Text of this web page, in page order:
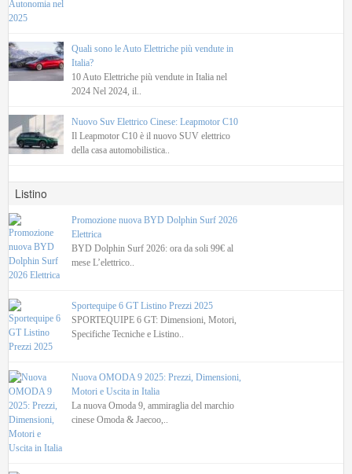
Quali sono le Auto Elettriche più vendute in
Italia?
10 Auto Elettriche più vendute in Italia nel
2024 Nel 2024, il..
Nuovo Suv Elettrico Cinese: Leapmotor C10
Il Leapmotor C10 è il nuovo SUV elettrico
della casa automobilistica..
Listino
Promozione nuova BYD Dolphin Surf 2026
Elettrica
BYD Dolphin Surf 2026: ora da soli 99€ al
mese L’elettrico..
Sportequipe 6 GT Listino Prezzi 2025
SPORTEQUIPE 6 GT: Dimensioni, Motori,
Specifiche Tecniche e Listino..
Nuova OMODA 9 2025: Prezzi, Dimensioni,
Motori e Uscita in Italia
La nuova Omoda 9, ammiraglia del marchio
cinese Omoda & Jaecoo,..